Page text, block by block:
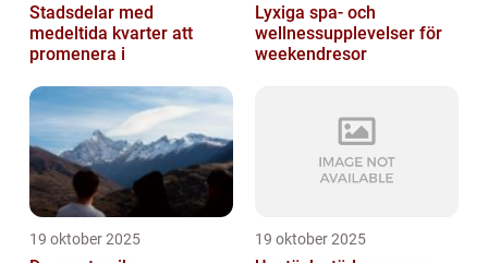
Stadsdelar med
medeltida kvarter att
promenera i
Lyxiga spa- och
wellnessupplevelser för
weekendresor
19 oktober 2025 19 oktober 2025